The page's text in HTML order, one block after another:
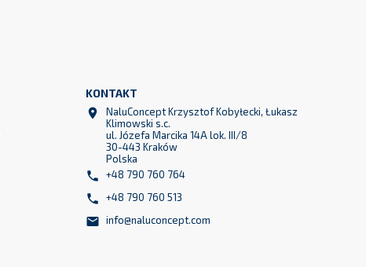
KONTAKT

NaluConcept Krzysztof Kobyłecki, Łukasz
Klimowski s.c.
ul. Józefa Marcika 14A lok. III/8
30-443 Kraków
Polska
 +48 790 760 764
 +48 790 760 513
 info@naluconcept.com